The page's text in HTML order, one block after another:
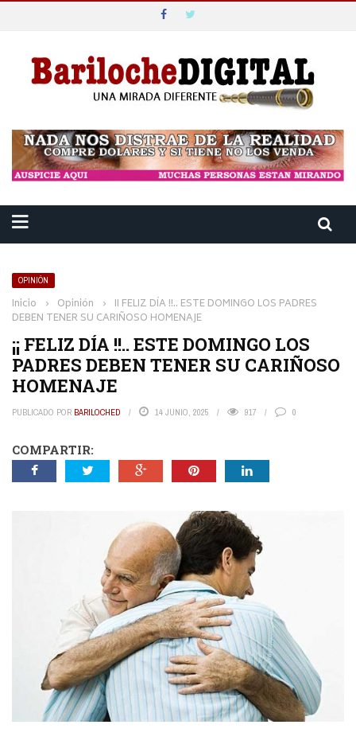
OPINIÓN
Inicio › Opinión › ¡¡ FELIZ DÍA !!.. ESTE DOMINGO LOS PADRES
DEBEN TENER SU CARIÑOSO HOMENAJE
¡¡ FELIZ DÍA !!.. ESTE DOMINGO LOS
PADRES DEBEN TENER SU CARIÑOSO
HOMENAJE
PUBLICADO POR BARILOCHED 14 JUNIO, 2025 917 0
COMPARTIR: